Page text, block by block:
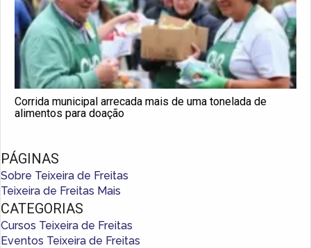
Corrida municipal arrecada mais de uma tonelada de
alimentos para doação
PÁGINAS
Sobre Teixeira de Freitas
Teixeira de Freitas Mais
CATEGORIAS
Cursos Teixeira de Freitas
Eventos Teixeira de Freitas